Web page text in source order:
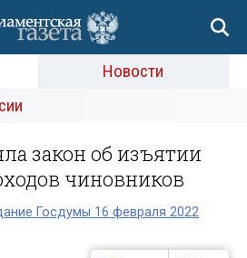
Новости
закон об изъятии
чиновников
Госдумы 16 февраля 2022